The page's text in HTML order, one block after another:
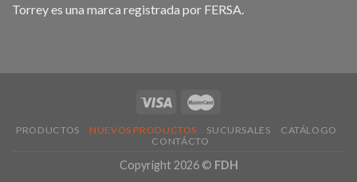
Torrey es una marca registrada por FERSA.
PRODUCTOS NUEVOS PRODUCTOS SUCURSALES
CATÁLOGO
CONTÁCTO
Copyright 2026 © FDH